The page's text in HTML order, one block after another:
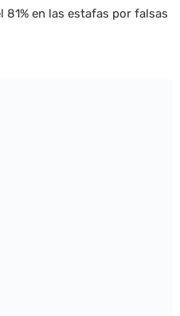
en las estafas por falsas